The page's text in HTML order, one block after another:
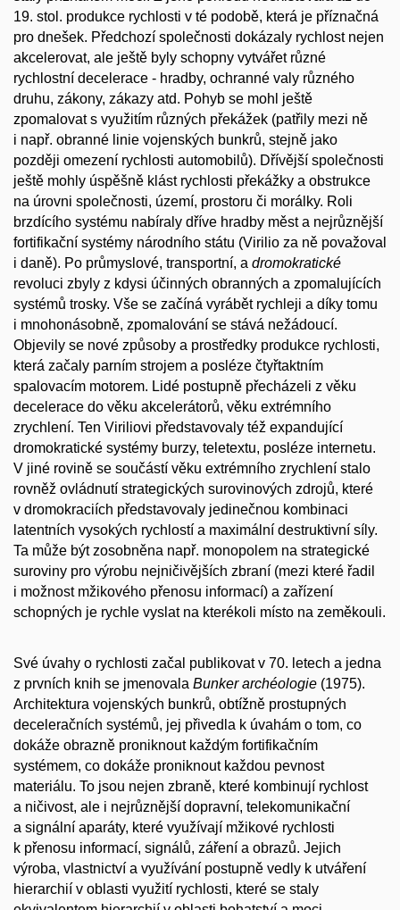
19. stol. produkce rychlosti v té podobě, která je příznačná
pro dnešek. Předchozí společnosti dokázaly rychlost nejen
akcelerovat, ale ještě byly schopny vytvářet různé
rychlostní decelerace - hradby, ochranné valy různého
druhu, zákony, zákazy atd. Pohyb se mohl ještě
zpomalovat s využitím různých překážek (patřily mezi ně
i např. obranné linie vojenských bunkrů, stejně jako
později omezení rychlosti automobilů). Dřívější společnosti
ještě mohly úspěšně klást rychlosti překážky a obstrukce
na úrovni společnosti, území, prostoru či morálky. Roli
brzdícího systému nabíraly dříve hradby měst a nejrůznější
fortifikační systémy národního státu (Virilio za ně považoval
i daně). Po průmyslové, transportní, a dromokratické
revoluci zbyly z kdysi účinných obranných a zpomalujících
systémů trosky. Vše se začíná vyrábět rychleji a díky tomu
i mnohonásobně, zpomalování se stává nežádoucí.
Objevily se nové způsoby a prostředky produkce rychlosti,
která začaly parním strojem a posléze čtyřtaktním
spalovacím motorem. Lidé postupně přecházeli z věku
decelerace do věku akcelerátorů, věku extrémního
zrychlení. Ten Viriliovi představovaly též expandující
dromokratické systémy burzy, teletextu, posléze internetu.
V jiné rovině se součástí věku extrémního zrychlení stalo
rovněž ovládnutí strategických surovinových zdrojů, které
v dromokraciích představovaly jedinečnou kombinaci
latentních vysokých rychlostí a maximální destruktivní síly.
Ta může být zosobněna např. monopolem na strategické
suroviny pro výrobu nejničivějších zbraní (mezi které řadil
i možnost mžikového přenosu informací) a zařízení
schopných je rychle vyslat na kterékoli místo na zeměkouli.
Své úvahy o rychlosti začal publikovat v 70. letech a jedna
z prvních knih se jmenovala Bunker archéologie (1975).
Architektura vojenských bunkrů, obtížně prostupných
deceleračních systémů, jej přivedla k úvahám o tom, co
dokáže obrazně proniknout každým fortifikačním
systémem, co dokáže proniknout každou pevnost
materiálu. To jsou nejen zbraně, které kombinují rychlost
a ničivost, ale i nejrůznější dopravní, telekomunikační
a signální aparáty, které využívají mžikové rychlosti
k přenosu informací, signálů, záření a obrazů. Jejich
výroba, vlastnictví a využívání postupně vedly k utváření
hierarchií v oblasti využití rychlosti, které se staly